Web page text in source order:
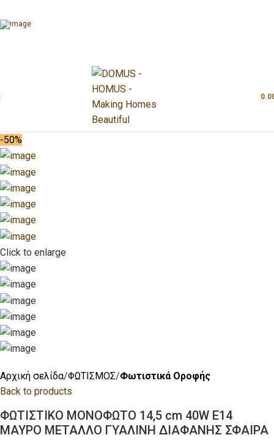
-50%
Click to enlarge
Αρχική σελίδα ΦΩΤΙΣΜΟΣ Φωτιστικά Οροφής
Back to products
ΦΩΤΙΣΤΙΚΟ ΜΟΝΟΦΩΤΟ 14,5 cm 40W E14
ΜΑΥΡΟ ΜΕΤΑΛΛΟ ΓΥΑΛΙΝΗ ΔΙΑΦΑΝΗΣ ΣΦΑΙΡΑ